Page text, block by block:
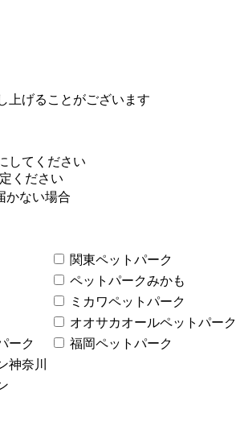
上げることがございます
してください
ください
かない場合
関東ペットパーク
ペットパークみかも
ミカワペットパーク
オオサカオールペットパーク
ーク
福岡ペットパーク
神奈川